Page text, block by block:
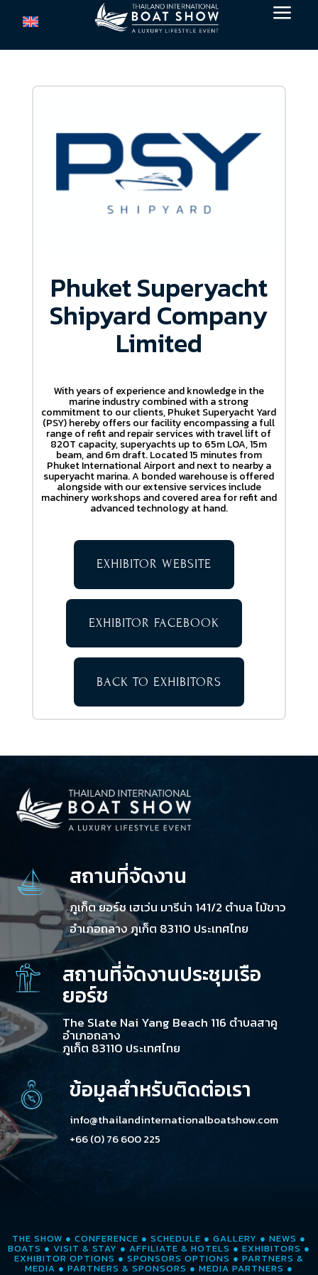
a
Phuket Superyacht
Shipyard Company
Limited
With years of experience and knowledge in the
marine industry combined with a strong
commitment to our clients, Phuket Superyacht Yard
(PSY) hereby offers our facility encompassing a full
range of refit and repair services with travel lift of
820T capacity, superyachts up to 65m LOA, 15m
beam, and 6m draft. Located 15 minutes from
Phuket International Airport and next to nearby a
superyacht marina. A bonded warehouse is offered
alongside with our extensive services include
machinery workshops and covered area for refit and
advanced technology at hand.
EXHIBITOR WEBSITE
EXHIBITOR FACEBOOK
BACK TO EXHIBITORS
สถานที่จัดงาน
ภูเก็ต ยอร์ช เฮเว่น มารีน่า 141/2 ตำบล ไม้ขาว
อำเภอถลาง ภูเก็ต 83110 ประเทศไทย
สถานที่จัดงานประชุมเรือ
ยอร์ช
The Slate Nai Yang Beach 116 ตำบลสาคู
อำเภอถลาง
ภูเก็ต 83110 ประเทศไทย
ข้อมูลสำหรับติดต่อเรา
info@thailandinternationalboatshow.com
+66 (0) 76 600 225
THE SHOW ● CONFERENCE ● SCHEDULE ● GALLERY ● NEWS ●
BOATS ● VISIT & STAY ● AFFILIATE & HOTELS ● EXHIBITORS ●
EXHIBITOR OPTIONS ● SPONSORS OPTIONS ● PARTNERS &
MEDIA ● PARTNERS & SPONSORS ● MEDIA PARTNERS ●